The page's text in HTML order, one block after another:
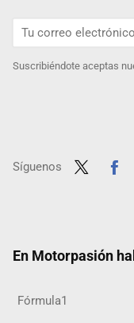
Suscribiéndote aceptas
Síguenos
En Motorpasión
Fórmula1